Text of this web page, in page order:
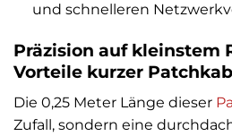
und schnelleren
Präzision auf kleinstem
Vorteile kurzer
Die 0,25 Meter Länge dieser
Zufall, sondern eine